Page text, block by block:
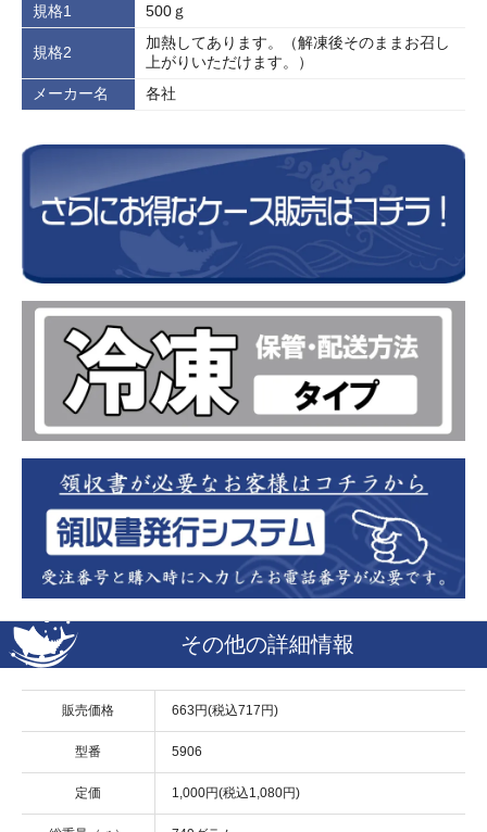
規格1
500ｇ
規格2
加熱してあります。（解凍後そのままお召し
上がりいただけます。）
メーカー名
各社
その他の詳細情報
販売価格 663円(税込717円)
型番 5906
定価 1,000円(税込1,080円)